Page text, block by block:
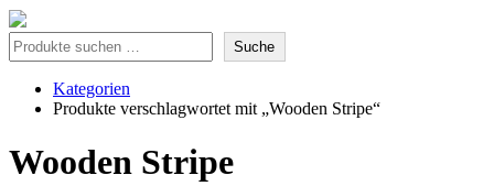
Suche Suche
Kategorien
Produkte verschlagwortet mit „Wooden Stripe“
Wooden Stripe